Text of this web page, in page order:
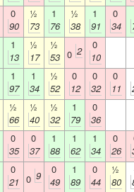
0
90
½
73
1
76
½
38
1
91
0
34
1
13
½
17
½
53 0 2
0
10
1
97
1
34
½
52
0
12
0
32
0
11
½
66
½
40
½
32
1
79
0
36
0
35
0
37
1
88
1
62
1
34
0
26
0
21
0 9
0
49
1
89
0
44
½
80